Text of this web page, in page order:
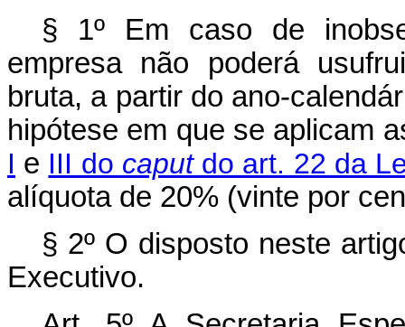
§ 1º Em caso de
empresa não poderá
bruta, a partir do ano-
hipótese em que se aplicam
I e III do caputdo art. 22 da
alíquota de 20% (vinte por
§ 2º O disposto neste
Executivo.